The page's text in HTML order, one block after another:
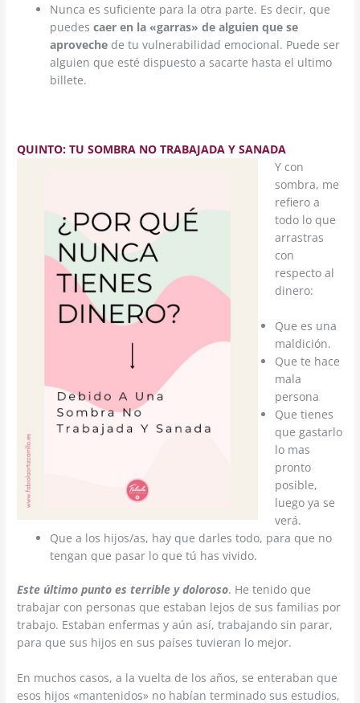
Nunca es suficiente para la otra parte. Es decir, que
puedescaer en la «garras» de alguien que se
aproveche de tu vulnerabilidad emocional. Puede ser
alguien que esté dispuesto a sacarte hasta el ultimo
billete.
QUINTO: TU SOMBRA NO TRABAJADA Y SANADA
Y con
sombra, me
refiero a
todo lo que
arrastras
con
respecto al
dinero:
Que es una
maldición.
Que te hace
mala
persona
Que tienes
que gastarlo
lo mas
pronto
posible,
luego ya se
verá.
Que a los hijos/as, hay que darles todo, para que no
tengan que pasar lo que tú has vivido.
Este último punto es terrible y doloroso. He tenido que
trabajar con personas que estaban lejos de sus familias por
trabajo. Estaban enfermas y aún así, trabajando sin parar,
para que sus hijos en sus países tuvieran lo mejor.
En muchos casos, a la vuelta de los años, se enteraban que
esos hijos «mantenidos» no habían terminado sus estudios,